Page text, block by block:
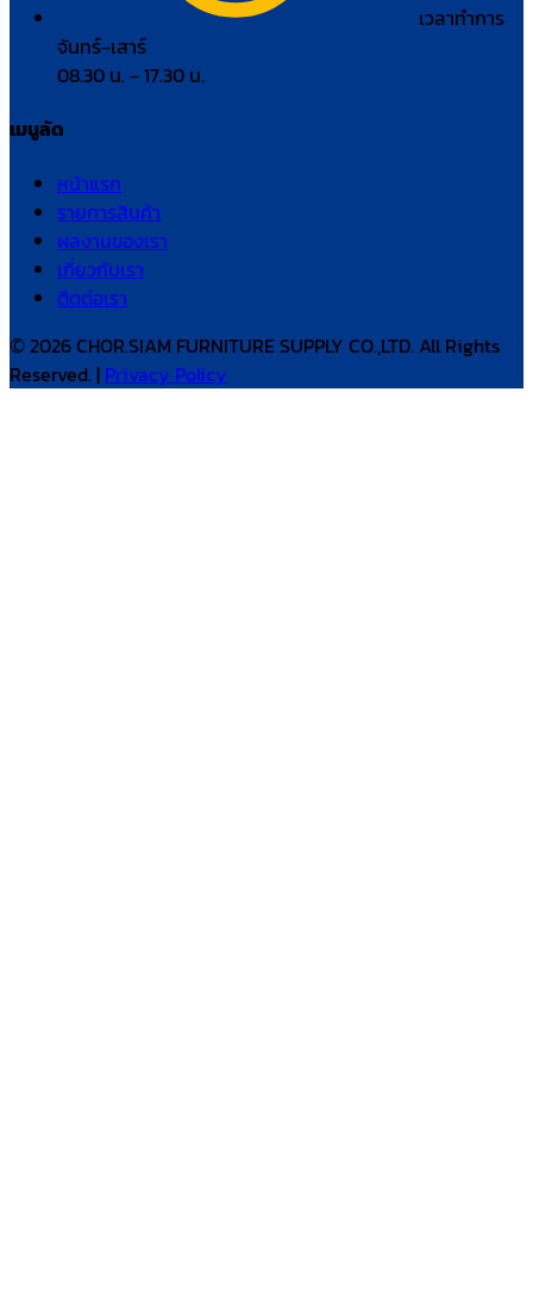
เวลาทำการ
จันทร์–เสาร์
08.30 น. – 17.30 น.
เมนูลัด
หน้าแรก
รายการสินค้า
ผลงานของเรา
เกี่ยวกับเรา
ติดต่อเรา
© 2026 CHOR.SIAM FURNITURE SUPPLY CO.,LTD. All Rights
Reserved. | Privacy Policy